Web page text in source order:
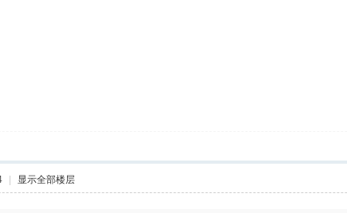
| 显示全部楼层